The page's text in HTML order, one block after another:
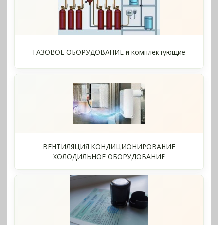
ГАЗОВОЕ ОБОРУДОВАНИЕ и комплектующие
ВЕНТИЛЯЦИЯ КОНДИЦИОНИРОВАНИЕ
ХОЛОДИЛЬНОЕ ОБОРУДОВАНИЕ